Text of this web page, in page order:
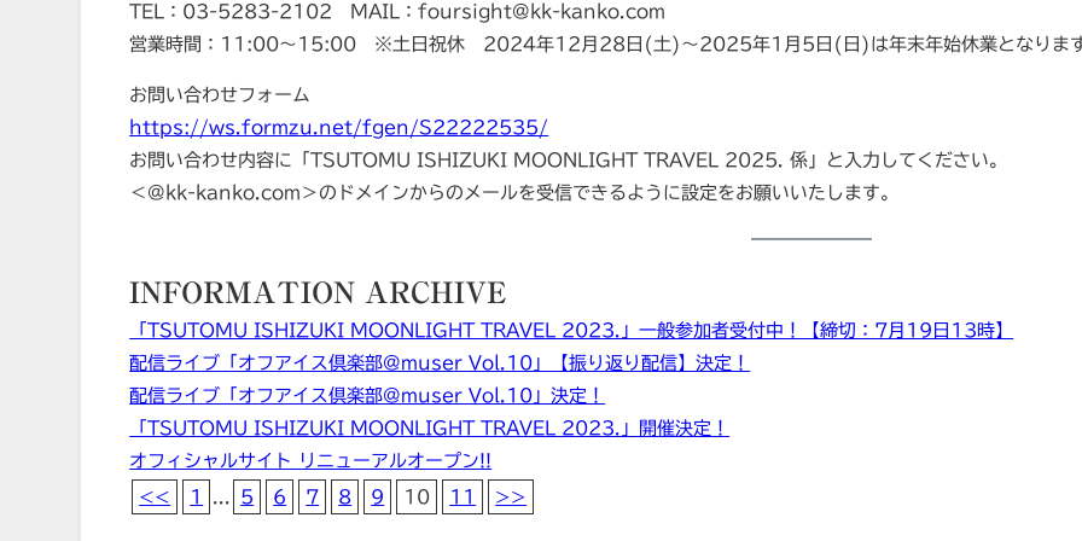
TEL：03-5283-2102 MAIL：foursight@kk-kanko.com
営業時間：11:00～15:00 ※土日祝休 2024年12月28日(土)～2025年1月5日(日)は年末年始休業となりま
お問い合わせフォーム
https://ws.formzu.net/fgen/S22222535/
お問い合わせ内容に「TSUTOMU ISHIZUKI MOONLIGHT TRAVEL 2025. 係」と入力してください。
＜@kk-kanko.com＞のドメインからのメールを受信できるように設定をお願いいたします。
INFORMATION ARCHIVE
「TSUTOMU ISHIZUKI MOONLIGHT TRAVEL 2023.」一般参加者受付中！【締切：7月19日13時】
配信ライブ「オフアイス倶楽部@muser Vol.10」【振り返り配信】決定！
配信ライブ「オフアイス倶楽部@muser Vol.10」決定！
「TSUTOMU ISHIZUKI MOONLIGHT TRAVEL 2023.」開催決定！
オフィシャルサイト リニューアルオープン!!
<<
1 ... 5 6 7 8 9 10 11 >>